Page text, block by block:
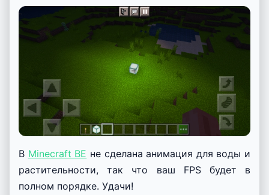
В Minecraft BE не сделана анимация для воды и
растительности, так что ваш FPS будет в
полном порядке. Удачи!